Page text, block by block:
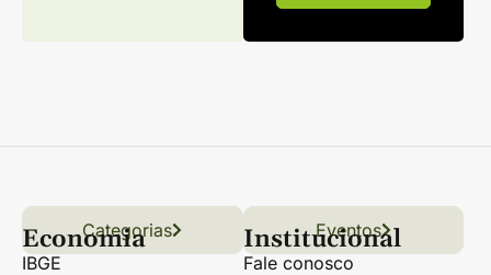
Links úteis
Conteúdo Grãos
Florestas Hortifrúti
Categorias Eventos
Economia
IBGE
Institucional
Fale conosco